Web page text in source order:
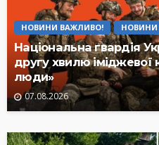
НОВИНИ ВАЖЛИВО! НОВИНИ
Національна гвардія
другу хвилю іміджевої
люди»
07.08.2026